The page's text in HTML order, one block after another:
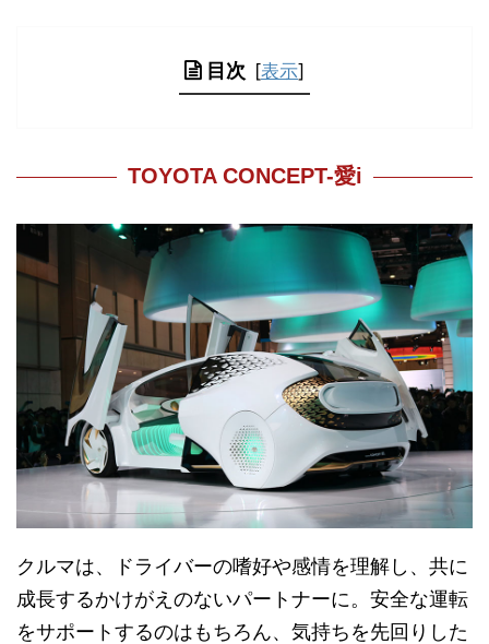
目次 [表示]
TOYOTA CONCEPT-愛i
クルマは、ドライバーの嗜好や感情を理解し、共に
成長するかけがえのないパートナーに。安全な運転
をサポートするのはもちろん、気持ちを先回りした